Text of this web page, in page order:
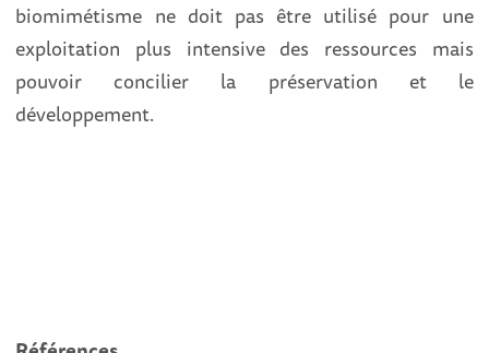
biomimétisme ne doit pas être utilisé pour une
exploitation plus intensive des ressources mais
pouvoir concilier la préservation et le
développement.